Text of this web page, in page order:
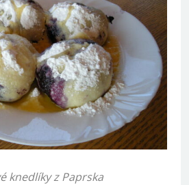
knedlíky z Paprska